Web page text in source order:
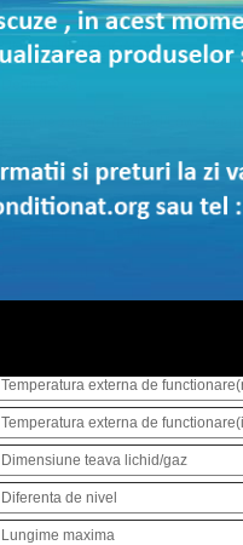
Puterea electrica consumata
UNITATE INTERIOARA
Greutate
Dimensiuni (L x H x A)
Temperatura externa de
Temperatura externa de
Dimensiune teava lichid/gaz
Diferenta de nivel
Lungime maxima